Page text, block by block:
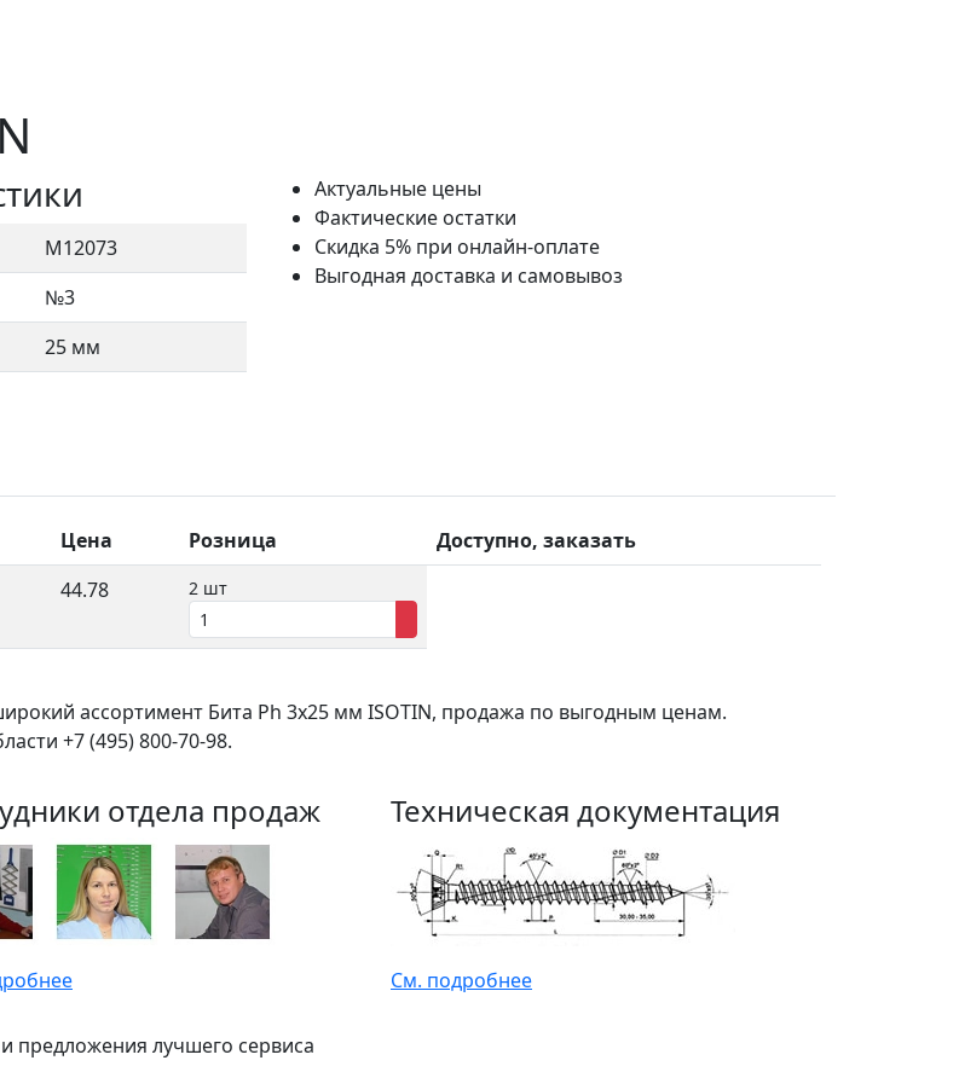
М12073
№3
25 мм
Актуальные цены
Фактические остатки
Скидка 5% при онлайн-оплате
Выгодная доставка и самовывоз
Цена Розница
Доступно, заказать
44.78 2 шт
ассортимент Бита Ph 3х25 мм ISOTIN, продажа по выгодным ценам.
+7 (495) 800-70-98.
отдела продаж Техническая документация
См. подробнее
предложения лучшего сервиса